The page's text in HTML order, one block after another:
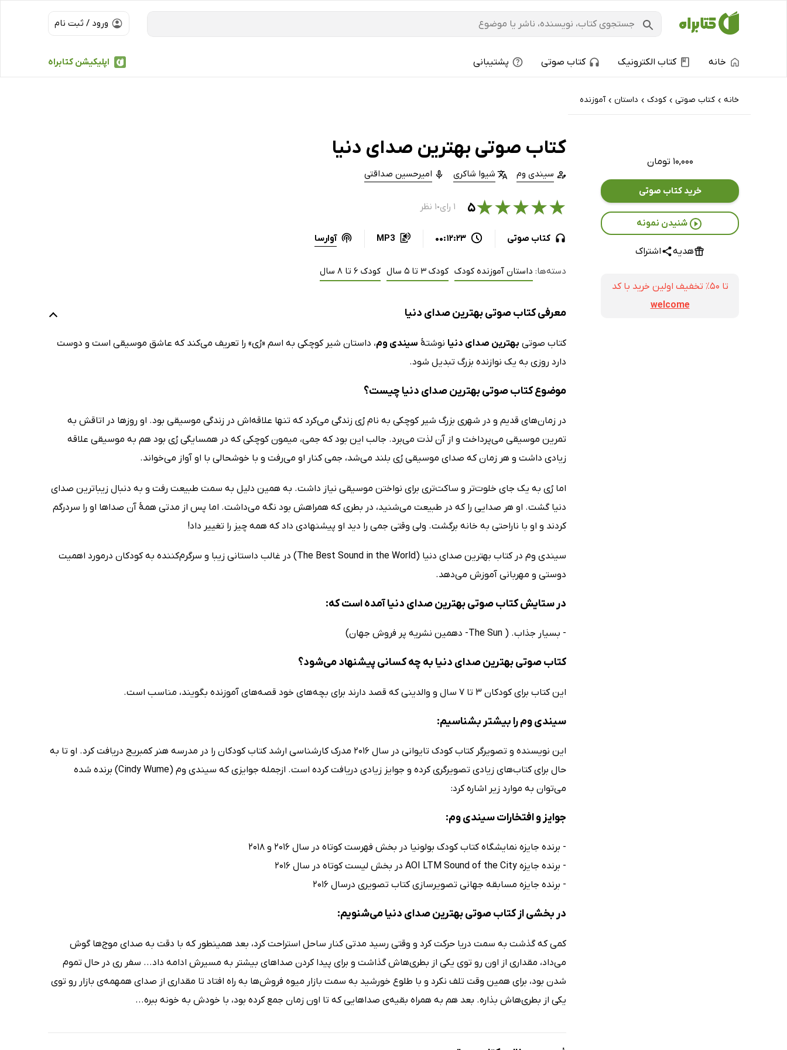
ورود / ثبت نام
اپلیکیشن کتابراه خانه کتاب الکترونیک کتاب صوتی پشتیبانی
خانه › کتاب‌ صوتی › کودک › داستان › آموزنده
۱۰,۰۰۰ تومان
خرید کتاب صوتی
شنیدن نمونه
هدیه اشتراک
تا ۵۰٪ تخفیف اولین خرید با کد
welcome
کتاب صوتی بهترین صدای دنیا
سیندی وم شیوا شاکری امیرحسین صداقتی
★
★
★
★
★۵ ۱ رای ● ۱ نظر
کتاب صوتی 00:12:23
MP3 آوارسا
دسته‌ها: داستان آموزنده کودک کودک 3 تا 5 سال کودک 6 تا 8 سال
معرفی کتاب صوتی بهترین صدای دنیا
کتاب صوتی بهترین صدای دنیا نوشتهٔ سیندی وم، داستان شیر کوچکی به اسم «رُی» را تعریف می‌کند که عاشق موسیقی است و دوست
دارد روزی به یک نوازنده بزرگ تبدیل شود.
موضوع کتاب صوتی بهترین صدای دنیا چیست؟
در زمان‌های قدیم و در شهری بزرگ شیر کوچکی به نام رُی زندگی می‌کرد که تنها علاقه‌اش در زندگی موسیقی بود. او روزها در اتاقش به
تمرین موسیقی می‌پرداخت و از آن لذت می‌برد. جالب این بود که جمی، میمون کوچکی که در همسایگی رُی بود هم به موسیقی علاقه
زیادی داشت و هر زمان که صدای موسیقی رُی بلند می‌شد، جمی کنار او می‌رفت و با خوشحالی با او آواز می‌خواند.
اما رُی به یک جای خلوت‌تر و ساکت‌تری برای نواختن موسیقی نیاز داشت. به همین دلیل به سمت طبیعت رفت و به دنبال زیباترین صدای
دنیا گشت. او هر صدایی را که در طبیعت می‌شنید، در بطری که همراهش بود نگه می‌داشت. اما پس از مدتی همهٔ آن صداها او را سردرگم
کردند و او با ناراحتی به خانه برگشت. ولی وقتی جمی را دید او پیشنهادی داد که همه چیز را تغییر داد!
سیندی وم در کتاب بهترین صدای دنیا (The Best Sound in the World) در غالب داستانی زیبا و سرگرم‌کننده به کودکان درمورد اهمیت
دوستی و مهربانی آموزش می‌دهد.
در ستایش کتاب صوتی بهترین صدای دنیا آمده است که:
- بسیار جذاب. ( The Sun- دهمین نشریه پر فروش جهان)
کتاب صوتی بهترین صدای دنیا به چه کسانی پیشنهاد می‌شود؟
این کتاب برای کودکان 3 تا 7 سال و والدینی که قصد دارند برای بچه‌های خود قصه‌های آموزنده بگویند، مناسب است.
سیندی وم را بیشتر بشناسیم:
این نویسنده و تصویرگر کتاب کودک تایوانی در سال 2016 مدرک کارشناسی ارشد کتاب کودکان را در مدرسه هنر کمبریج دریافت کرد. او تا به
حال برای کتاب‌های زیادی تصویرگری کرده و جوایز زیادی دریافت کرده است. ازجمله جوایزی که سیندی وم (Cindy Wume) برنده شده
می‌توان به موارد زیر اشاره کرد:
جوایز و افتخارات سیندی وم:
- برنده جایزه نمایشگاه کتاب کودک بولونیا در بخش فهرست کوتاه در سال 2016 و 2018
- برنده جایزه AOI LTM Sound of the City در بخش لیست کوتاه در سال 2016
- برنده جایزه مسابقه جهانی تصویرسازی کتاب تصویری درسال 2016
در بخشی از کتاب صوتی بهترین صدای دنیا می‌شنویم:
کمی که گذشت به سمت دریا حرکت کرد و وقتی رسید مدتی کنار ساحل استراحت کرد، بعد همینطور که با دقت به صدای موج‌ها گوش
می‌داد، مقداری از اون رو توی یکی از بطری‌هاش گذاشت و برای پیدا کردن صداهای بیشتر به مسیرش ادامه داد... سفر ری در حال تموم
شدن بود، برای همین وقت تلف نکرد و با طلوع خورشید به سمت بازار میوه فروش‌ها به راه افتاد تا مقداری از صدای همهمه‌ی بازار رو توی
یکی از بطری‌هاش بذاره. بعد هم به همراه بقیه‌ی صداهایی که تا اون زمان جمع کرده بود، با خودش به خونه ببره...